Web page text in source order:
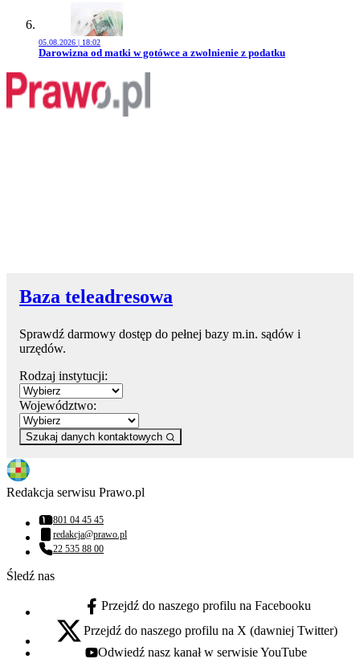
05.08.2026 | 18:02
Przejdź do artykułu:
Darowizna od matki w gotówce a zwolnienie z podatku
Baza teleadresowa
Sprawdź darmowy dostęp do pełnej bazy m.in. sądów i
urzędów.
Rodzaj instytucji:
Województwo:
Szukaj danych kontaktowych
Redakcja serwisu Prawo.pl
Numer telefonu:
801 04 45 45
Adres email:
redakcja@prawo.pl
Numer telefonu:
22 535 88 00
Śledź nas
facebook - otwiera się w nowej karcie
Przejdź do naszego profilu na Facebooku
x - otwiera się w nowej karcie
Przejdź do naszego profilu na X (dawniej Twitter)
youtube - otwiera się w nowej karcie
Odwiedź nasz kanał w serwisie YouTube